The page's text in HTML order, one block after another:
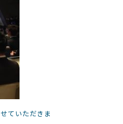
ていただきま